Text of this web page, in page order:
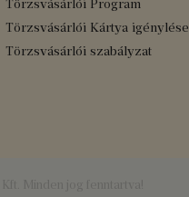
Törzsvásárlói Program
Törzsvásárlói Kártya igénylése
Törzsvásárlói szabályzat